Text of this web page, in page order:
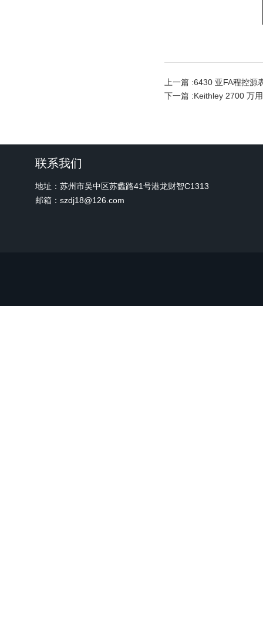
上一篇 :6430 亚FA程控源
下一篇 :Keithley 2700 万
联系我们
地址：苏州市吴中区苏蠡路41号港龙财智C1313
邮箱：szdj18@126.com